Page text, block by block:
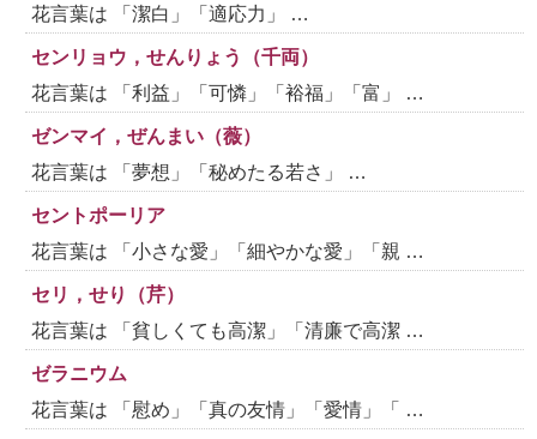
花言葉は 「潔白」「適応力」 …
センリョウ，せんりょう（千両）
花言葉は 「利益」「可憐」「裕福」「富」 …
ゼンマイ，ぜんまい（薇）
花言葉は 「夢想」「秘めたる若さ」 …
セントポーリア
花言葉は 「小さな愛」「細やかな愛」「親 …
セリ，せり（芹）
花言葉は 「貧しくても高潔」「清廉で高潔 …
ゼラニウム
花言葉は 「慰め」「真の友情」「愛情」「 …